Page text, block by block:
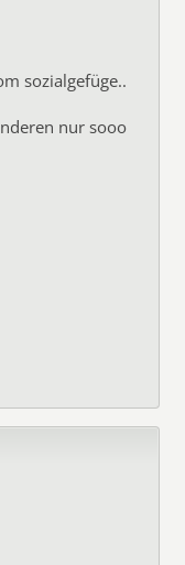
sozialgefüge..
nur sooo